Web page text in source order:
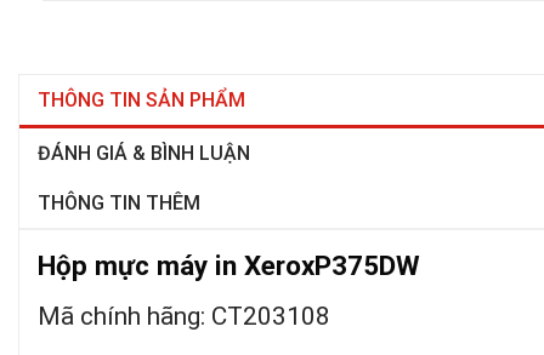
THÔNG TIN SẢN PHẨM
ĐÁNH GIÁ & BÌNH LUẬN
THÔNG TIN THÊM
Hộp mực máy in XeroxP375DW
Mã chính hãng: CT203108